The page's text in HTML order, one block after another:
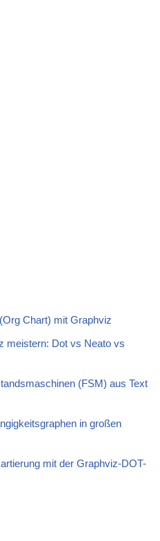
Chart) mit Graphviz
meistern: Dot vs Neato vs
(FSM) aus Text
in großen
mit der Graphviz-DOT-